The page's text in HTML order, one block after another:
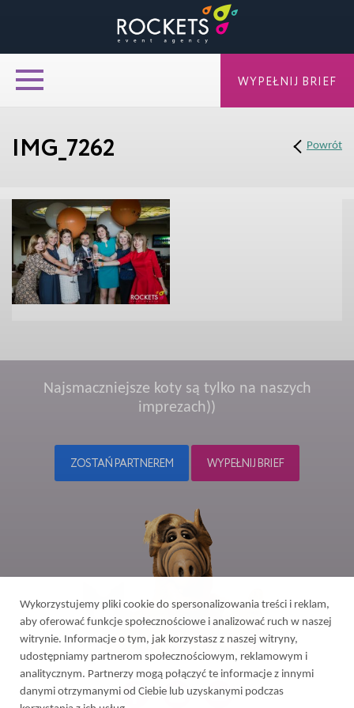
IMG_7262 Powrót
Najsmaczniejsze koty są tylko na naszych
imprezach))
ZOSTAŃ PARTNEREM WYPEŁNIJ BRIEF
WYPEŁNIJ BRIEF
Wykorzystujemy pliki cookie do spersonalizowania treści i reklam,
aby oferować funkcje społecznościowe i analizować ruch w naszej
witrynie. Informacje o tym, jak korzystasz z naszej witryny,
udostępniamy partnerom społecznościowym, reklamowym i
analitycznym. Partnerzy mogą połączyć te informacje z innymi
danymi otrzymanymi od Ciebie lub uzyskanymi podczas